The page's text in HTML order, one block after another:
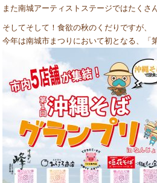
また南城アーティストステージではたくさ
そしてそして！食欲の秋のくだりですが、
今年は南城市まつりにおいて初となる、「